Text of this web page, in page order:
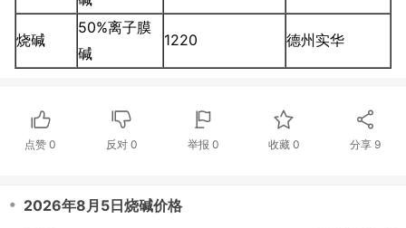
烧碱
50%离子膜
碱
1220 德州实华
点赞0 反对 0 举报 0 收藏 0 分享9
・ 2026年8月5日烧碱价格